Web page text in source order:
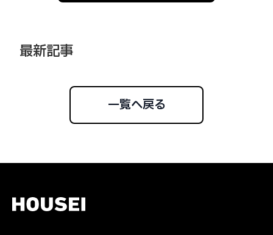
最新記事
一覧へ戻る